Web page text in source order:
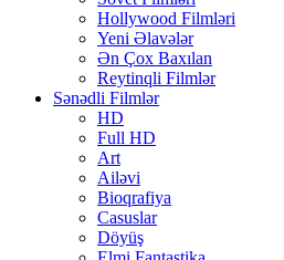
Hollywood Filmləri
Yeni Əlavələr
Ən Çox Baxılan
Reytinqli Filmlər
Sənədli Filmlər
HD
Full HD
Art
Ailəvi
Bioqrafiya
Casuslar
Döyüş